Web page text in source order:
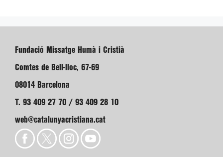
Fundació Missatge Humà i Cristià
Comtes de Bell-lloc, 67-69
08014 Barcelona
T. 93 409 27 70 / 93 409 28 10
web@catalunyacristiana.cat